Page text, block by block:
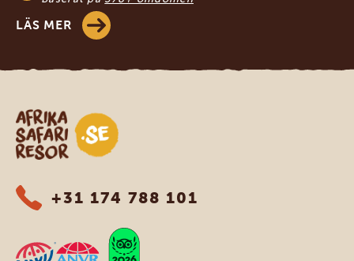
LÄS MER
Safari-resor i Afrika
+31 174 788 101